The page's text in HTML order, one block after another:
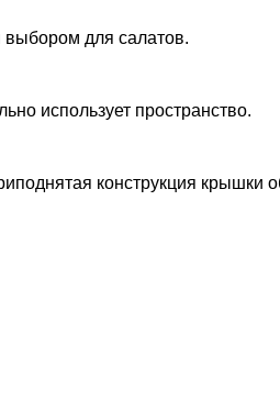
выбором для салатов.
использует пространство.
конструкция крышки